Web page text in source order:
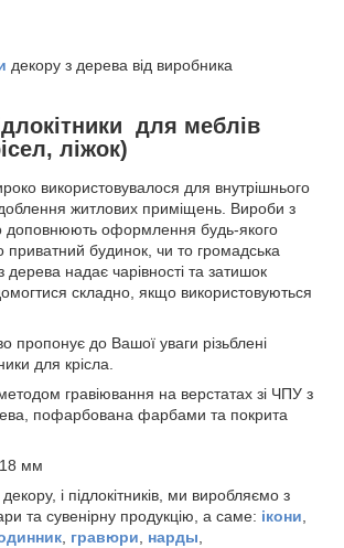
декору з дерева від виробника
для меблів
ліжок)
використовувалося для внутрішнього
житлових приміщень. Вироби з
доповнюють оформлення будь-якого
приватний будинок, чи то громадська
дерева надає чарівності та затишок
складно, якщо використовуються
пропонує до Вашої уваги різьблені
для крісла.
гравіювання на верстатах зі ЧПУ з
пофарбована фарбами та покрита
мм
і підлокітників, ми виробляємо з
та сувенірну продукцію, а саме: ікони,
, гравюри, нарды,